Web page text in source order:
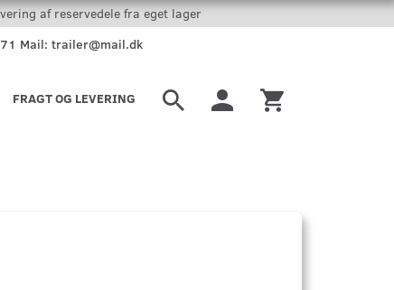
af reservedele fra eget lager
Mail: trailer@mail.dk
FRAGT OG LEVERING